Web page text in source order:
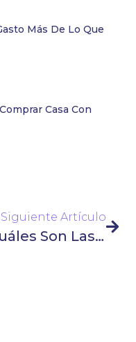
Más De Lo Que
Casa Con
Siguiente Artículo
¿Cuáles Son Las Consecuencias De No Pagar Una Tarjeta De Crédito?